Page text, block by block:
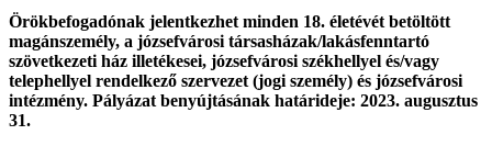
Örökbefogadónak jelentkezhet minden 18. életévét betöltött
magánszemély, a józsefvárosi társasházak/lakásfenntartó
szövetkezeti ház illetékesei, józsefvárosi székhellyel és/vagy
telephellyel rendelkező szervezet (jogi személy) és józsefvárosi
intézmény. Pályázat benyújtásának határideje: 2023. augusztus
31.